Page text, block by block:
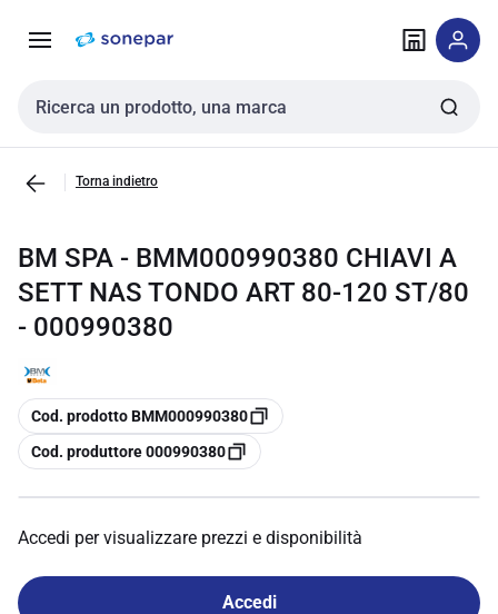
navigazione alla
Cerca input
Torna indietro
BM SPA - BMM000990380 CHIAVI A
SETT NAS TONDO ART 80-120 ST/80
- 000990380
copia
Cod. prodotto BMM000990380
copia
Cod. produttore 000990380
Accedi per visualizzare prezzi e disponibilità
Accedi